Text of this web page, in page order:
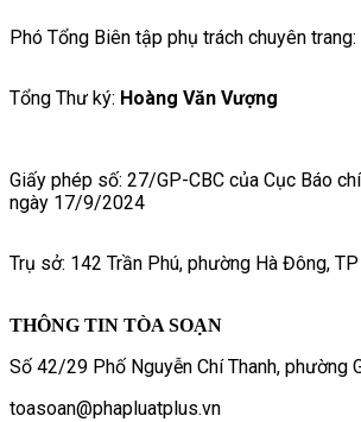
Phó Tổng Biên tập phụ trách chuyên trang:
Tổng Thư ký: Hoàng Văn Vượng
Giấy phép số: 27/GP-CBC của Cục Báo
ngày 17/9/2024
Trụ sở: 142 Trần Phú, phường Hà Đông,
THÔNG TIN TÒA SOẠN
Số 42/29 Phố Nguyễn Chí Thanh, phường
toasoan@phapluatplus.vn